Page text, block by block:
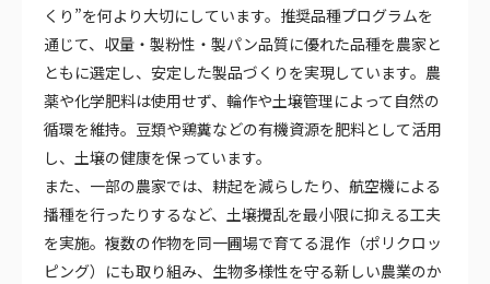
くり”を何より大切にしています。推奨品種プログラムを
通じて、収量・製粉性・製パン品質に優れた品種を農家と
ともに選定し、安定した製品づくりを実現しています。農
薬や化学肥料は使用せず、輪作や土壌管理によって自然の
循環を維持。豆類や鶏糞などの有機資源を肥料として活用
し、土壌の健康を保っています。
また、一部の農家では、耕起を減らしたり、航空機による
播種を行ったりするなど、土壌攪乱を最小限に抑える工夫
を実施。複数の作物を同一圃場で育てる混作（ポリクロッ
ピング）にも取り組み、生物多様性を守る新しい農業のか